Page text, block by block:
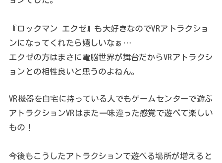
『ロックマン エクゼ』も大好きなのでVRアトラクショ
ンになってくれたら嬉しいなぁ…
エクゼの方はまさに電脳世界が舞台だからVRアトラクシ
ョンとの相性良いと思うのよねん。
VR機器を自宅に持っている人でもゲームセンターで遊ぶ
アトラクションVRはまた一味違った感覚で遊べて楽しい
もの！
今後もこうしたアトラクションで遊べる場所が増えると